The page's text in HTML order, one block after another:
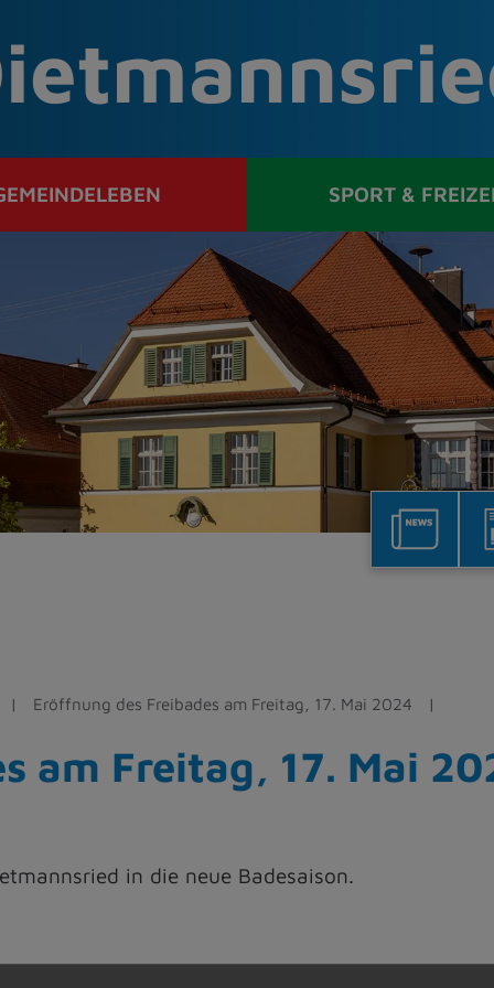
SPORT &
Eröffnung des Freibades am Freitag, 17. Mai 2024
am Freitag, 17. Mai
in die neue Badesaison.